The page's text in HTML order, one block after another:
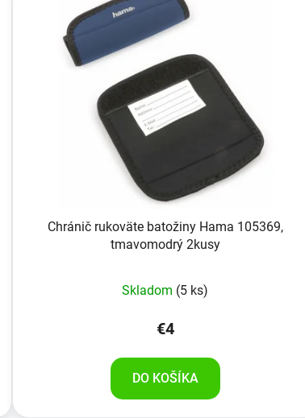
Chránič rukoväte batožiny Hama 105369,
tmavomodrý 2kusy
Skladom (5 ks)
€4
DO KOŠÍKA